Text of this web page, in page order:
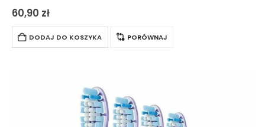
pasują do wszystkich szczoteczek sonicznych Philips Sonicare,
60,90 zł
DODAJ DO KOSZYKA PORÓWNAJ